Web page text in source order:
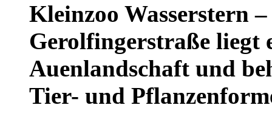
Kleinzoo Wasserstern
Gerolfingerstraße liegt
Auenlandschaft und
Tier- und